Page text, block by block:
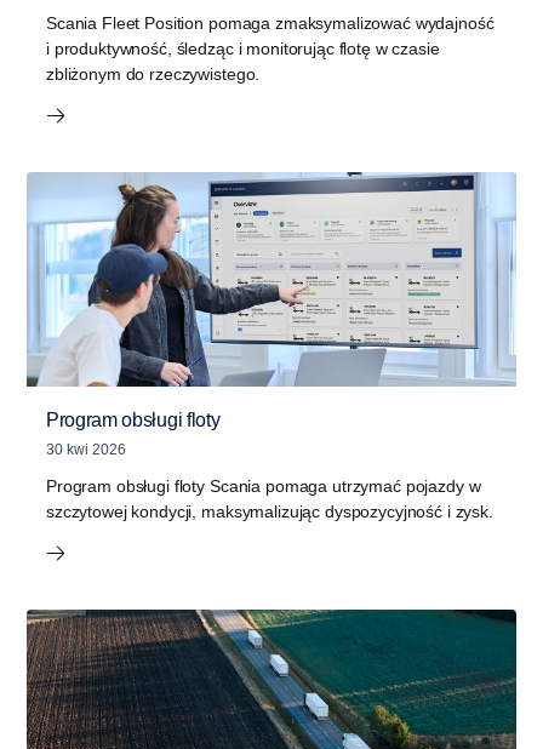
Scania Fleet Position pomaga zmaksymalizować wydajność
i produktywność, śledząc i monitorując flotę w czasie
zbliżonym do rzeczywistego.
Program obsługi floty
30 kwi 2026
Program obsługi floty Scania pomaga utrzymać pojazdy w
szczytowej kondycji, maksymalizując dyspozycyjność i zysk.